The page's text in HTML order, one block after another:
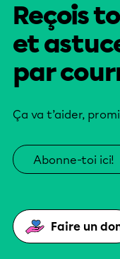
Reçois
et
par
Ça va t’aider,
Abonne-toi ici!
Faire un